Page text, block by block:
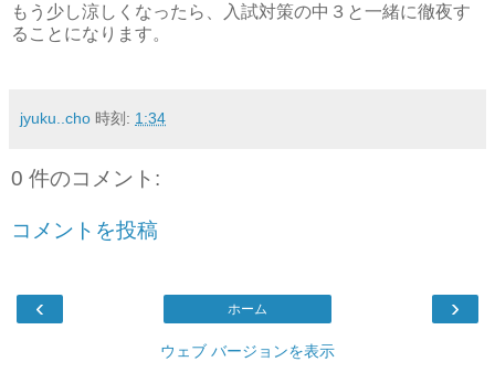
もう少し涼しくなったら、入試対策の中３と一緒に徹夜す
ることになります。
jyuku..cho 時刻: 1:34
0 件のコメント:
コメントを投稿
‹ ›
ホーム
ウェブ バージョンを表示